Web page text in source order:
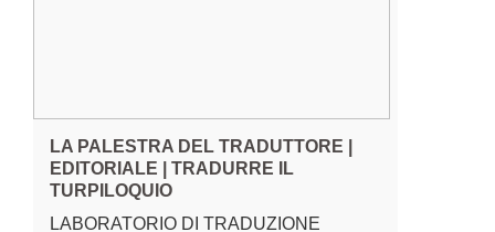
LA PALESTRA DEL TRADUTTORE |
EDITORIALE | TRADURRE IL
TURPILOQUIO
LABORATORIO DI TRADUZIONE